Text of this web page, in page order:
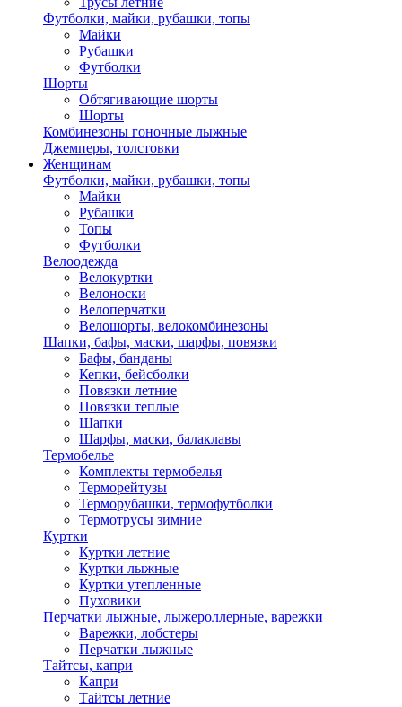
Футболки, майки, рубашки, топы
Майки
Рубашки
Футболки
Шорты
Обтягивающие шорты
Шорты
Комбинезоны гоночные лыжные
Джемперы, толстовки
Женщинам
Футболки, майки, рубашки, топы
Майки
Рубашки
Топы
Футболки
Велоодежда
Велокуртки
Велоноски
Велоперчатки
Велошорты, велокомбинезоны
Шапки, бафы, маски, шарфы, повязки
Бафы, банданы
Кепки, бейсболки
Повязки летние
Повязки теплые
Шапки
Шарфы, маски, балаклавы
Термобелье
Комплекты термобелья
Терморейтузы
Терморубашки, термофутболки
Термотрусы зимние
Куртки
Куртки летние
Куртки лыжные
Куртки утепленные
Пуховики
Перчатки лыжные, лыжероллерные, варежки
Варежки, лобстеры
Перчатки лыжные
Тайтсы, капри
Капри
Тайтсы летние